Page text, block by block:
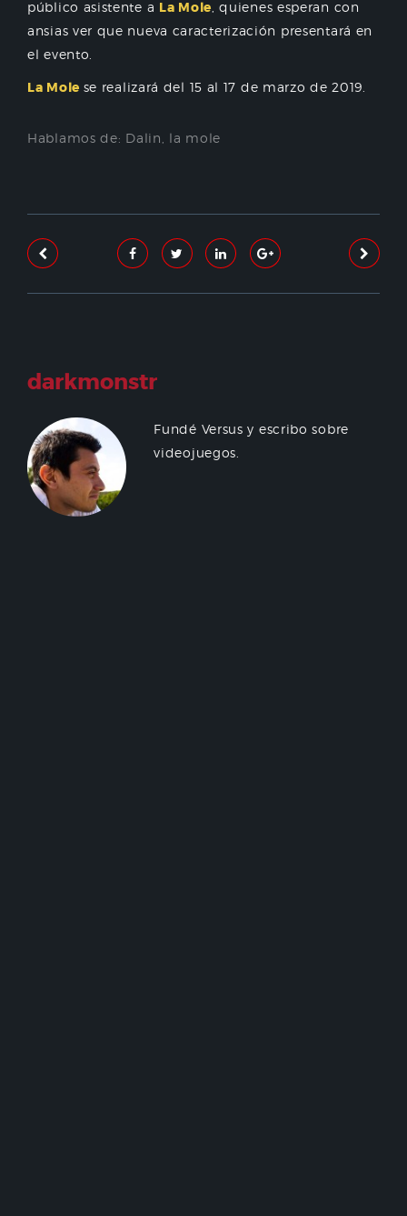
público asistente a La Mole , quienes esperan con
ansias ver que nueva caracterización presentará en
el evento.
La Mole se realizará del 15 al 17 de marzo de 2019.
Hablamos de: Dalin la mole
darkmonstr
Fundé Versus y escribo sobre
videojuegos.